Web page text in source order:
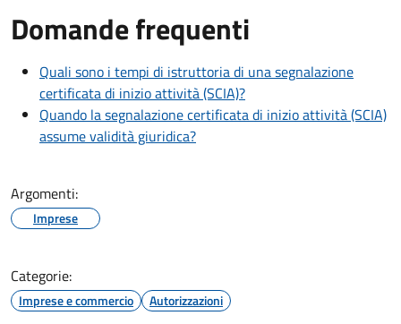
Domande frequenti
Quali sono i tempi di istruttoria di una segnalazione
certificata di inizio attività (SCIA)?
Quando la segnalazione certificata di inizio attività (SCIA)
assume validità giuridica?
Argomenti:
Imprese
Categorie:
Imprese e commercio Autorizzazioni